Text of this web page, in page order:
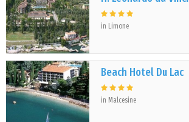
in Limone
Beach Hotel Du Lac
in Malcesine